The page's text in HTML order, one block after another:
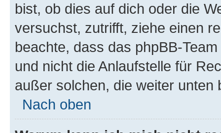
bist, ob dies auf dich oder die
versuchst, zutrifft, ziehe einen
beachte, dass das phpBB-
und nicht die Anlaufstelle für
außer solchen, die weiter unten
Nach oben